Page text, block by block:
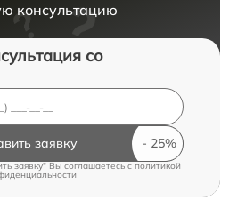
консультацию
со
заявку
заявку" Вы соглашаетесь cполитикой